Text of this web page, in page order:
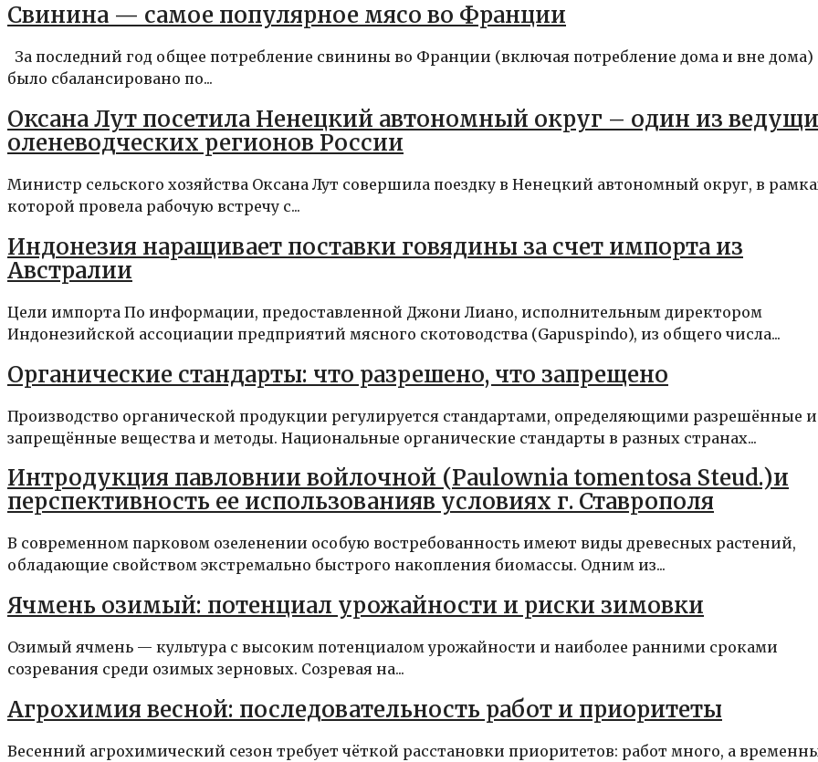
Свинина — самое популярное мясо во Франции
За последний год общее потребление свинины во Франции (включая потребление дома и вне дома)
было сбалансировано по...
Оксана Лут посетила Ненецкий автономный округ – один из
оленеводческих регионов России
Министр сельского хозяйства Оксана Лут совершила поездку в Ненецкий автономный округ, в
которой провела рабочую встречу с...
Индонезия наращивает поставки говядины за счет импорта из
Австралии
Цели импорта По информации, предоставленной Джони Лиано, исполнительным директором
Индонезийской ассоциации предприятий мясного скотоводства (Gapuspindo), из общего числа...
Органические стандарты: что разрешено, что запрещено
Производство органической продукции регулируется стандартами, определяющими разрешённые и
запрещённые вещества и методы. Национальные органические стандарты в разных странах...
Интродукция павловнии войлочной (Paulownia tomentosa Steud.)и
перспективность ее использованияв условиях г. Ставрополя
В современном парковом озеленении особую востребованность имеют виды древесных растений,
обладающие свойством экстремально быстрого накопления биомассы. Одним из...
Ячмень озимый: потенциал урожайности и риски зимовки
Озимый ячмень — культура с высоким потенциалом урожайности и наиболее ранними сроками
созревания среди озимых зерновых. Созревая на...
Агрохимия весной: последовательность работ и приоритеты
Весенний агрохимический сезон требует чёткой расстановки приоритетов: работ много, а